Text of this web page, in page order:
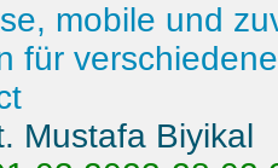
mobile und
für
Mustafa Biyikal